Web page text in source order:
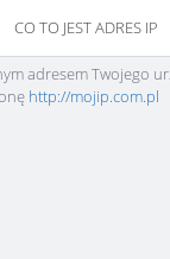
CO TO JEST ADRES IP
adresem Twojego
http://mojip.com.pl